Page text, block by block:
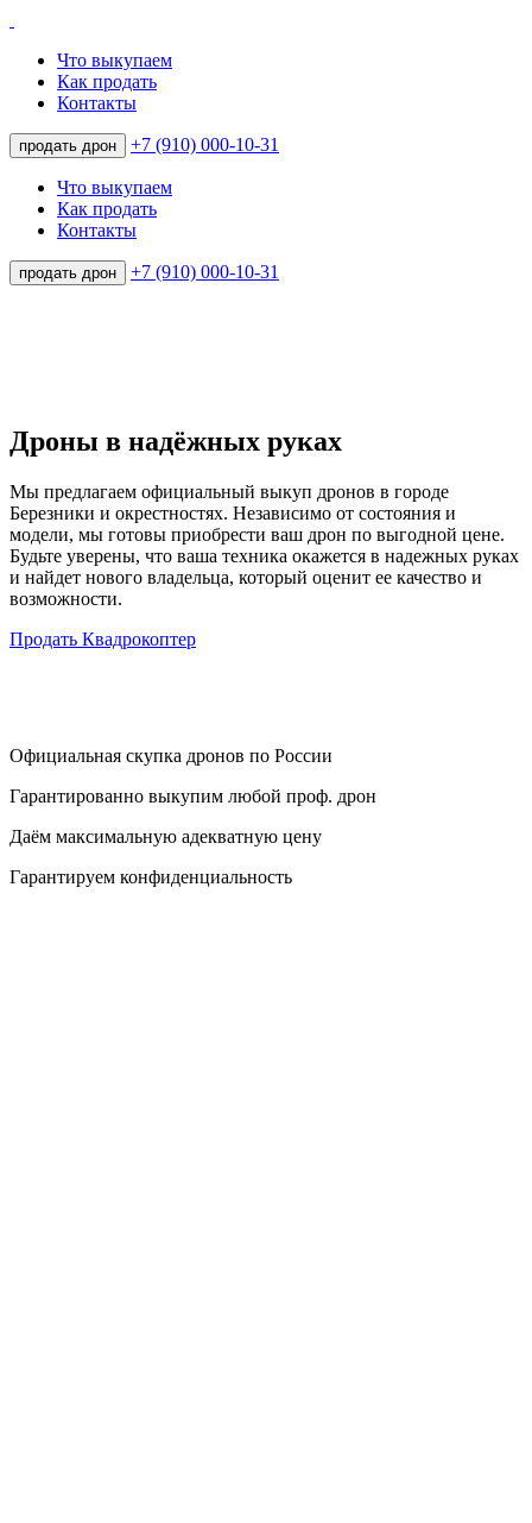
Что выкупаем
Как продать
Контакты
продать дрон +7 (910) 000-10-31
Что выкупаем
Как продать
Контакты
продать дрон +7 (910) 000-10-31
Дроны в надёжных руках
Мы предлагаем официальный выкуп дронов в городе
Березники и окрестностях. Независимо от состояния и
модели, мы готовы приобрести ваш дрон по выгодной цене.
Будьте уверены, что ваша техника окажется в надежных руках
и найдет нового владельца, который оценит ее качество и
возможности.
Продать Квадрокоптер
Официальная скупка дронов по России
Гарантированно выкупим любой проф. дрон
Даём максимальную адекватную цену
Гарантируем конфиденциальность